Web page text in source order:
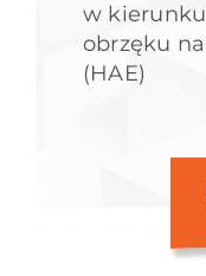
w
obrzęku
(HAE)